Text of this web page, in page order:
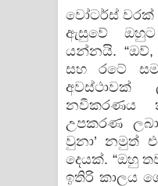
වෝටර්ස්
ඇසුවේ
යන්නයි. “ඔව්,
සහ රටේ
අවස්ථාවක්
නවීකරණය
උපකරණ
වුනා’ නමුත්
දෙයක්. “ඔහු
ඉතිරි කාලය